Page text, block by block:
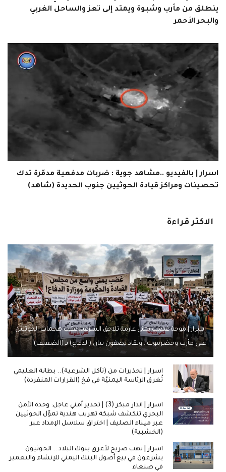
ينطلق من مأرب وشبوة ويمتد إلى تعز والساحل الغربي
والبحر الأحمر
اسرار | بالفيديو ..مشاهد جوية : ضربات مدفعية مدمّرة تدك
تحصينات ومراكز قيادة الحوثيين جنوب الحديدة (شاهد)
الاكثر قراءة
اسرار | موجة غضب يمني عارمة تلاحق الشرعية عقب هجمات الحوثيين
على مأرب وحضرموت.. ونقاد يصفون بيان (الدفاع) بـ (الضعيف)
اسرار | تحذيرات من (تآكل الشرعية).. بطانة العليمي
تُغرق الرئاسة اليمنيّة في فخ (القرارات المنفردة)
اسرار | انذار مبكر (3) | تحذير أمني عاجل: وحدة الأمن
البحري تنكشف شبكة تهريب هندية تموّل الحوثيين
عبر ميناء الصليف | اختراق سلاسل الإمداد عبر
(الخشبية)
اسرار | نهب صريح لأعرق بنوك البلاد .. الحوثيون
يشرعون في بيع أصول البنك اليمني للإنشاء والتعمير
في صنعاء